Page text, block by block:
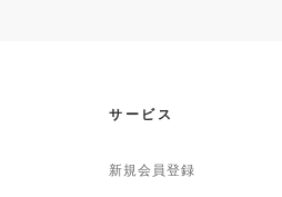
サービス
新規会員登録